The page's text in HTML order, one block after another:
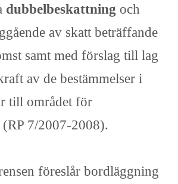
dubbelbeskattning och
av skatt beträffande
samt med förslag till lag
av de bestämmelser i
till området för
7/2007-2008).
föreslår bordläggning